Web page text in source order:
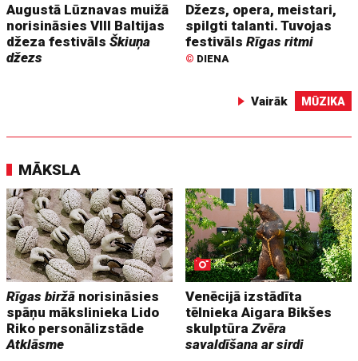
Augustā Lūznavas muižā
norisināsies VIII Baltijas
džeza festivālsŠkiuņa
džezs
Džezs, opera, meistari,
spilgti talanti. Tuvojas
festivālsRīgas ritmi
© DIENA
Vairāk MŪZIKA
MĀKSLA
Rīgas biržā norisināsies
spāņu mākslinieka Lido
Riko personālizstāde
Atklāsme
Venēcijā izstādīta
tēlnieka Aigara Bikšes
skulptūraZvēra
savaldīšana ar sirdi